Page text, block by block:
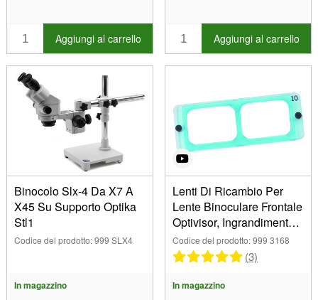
Aggiungi al carrello Aggiungi al carrello
Binocolo Slx-4 Da X7 A
X45 Su Supporto Optika
Stl1
Codice del prodotto: 999 SLX4
In magazzino
Lenti Di Ricambio Per
Lente Binoculare Frontale
Optivisor, Ingrandimento
2,75x
Codice del prodotto: 999 3168
(3)
In magazzino